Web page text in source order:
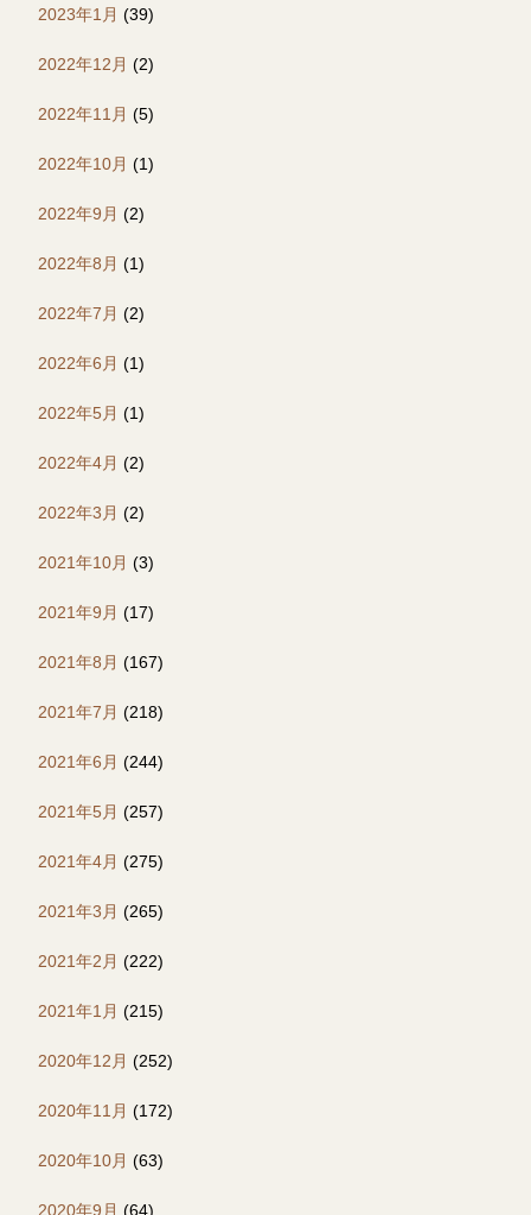
2023年1月 (39)
2022年12月 (2)
2022年11月 (5)
2022年10月 (1)
2022年9月 (2)
2022年8月 (1)
2022年7月 (2)
2022年6月 (1)
2022年5月 (1)
2022年4月 (2)
2022年3月 (2)
2021年10月 (3)
2021年9月 (17)
2021年8月 (167)
2021年7月 (218)
2021年6月 (244)
2021年5月 (257)
2021年4月 (275)
2021年3月 (265)
2021年2月 (222)
2021年1月 (215)
2020年12月 (252)
2020年11月 (172)
2020年10月 (63)
2020年9月 (64)